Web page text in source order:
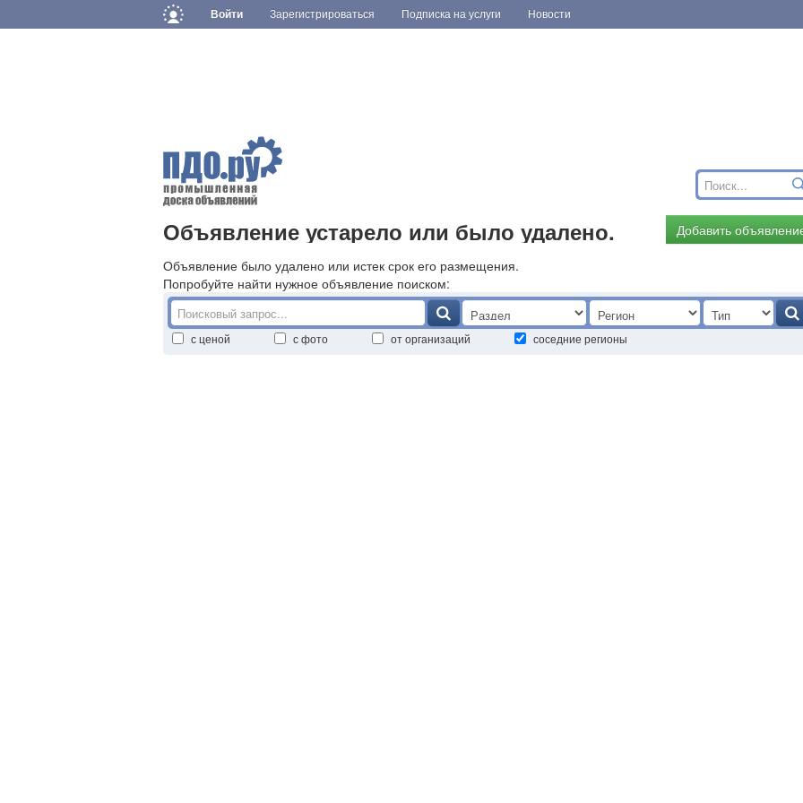
Войти Зарегистрироваться Подписка на услуги Новости
Объявление устарело или было удалено.
Добавить
Объявление было удалено или истек срок его размещения.
Попробуйте найти нужное объявление поиском:
с ценой с фото от организаций соседние регионы